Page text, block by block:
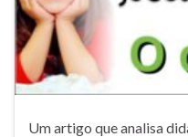
Um artigo que analisa